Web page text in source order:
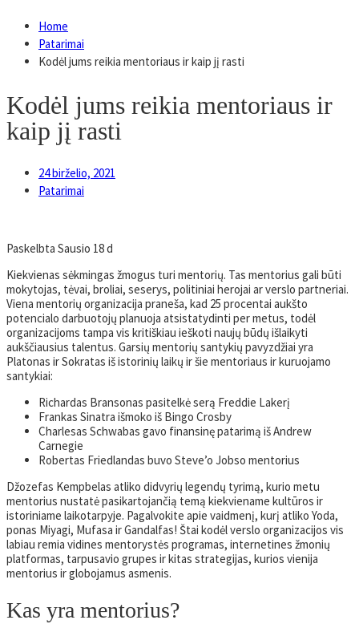
Home
Patarimai
Kodėl jums reikia mentoriaus ir kaip jį rasti
Kodėl jums reikia mentoriaus ir
kaip jį rasti
24 birželio, 2021
Patarimai
Paskelbta Sausio 18 d
Kiekvienas sėkmingas žmogus turi mentorių. Tas mentorius gali būti
mokytojas, tėvai, broliai, seserys, politiniai herojai ar verslo partneriai.
Viena mentorių organizacija praneša, kad 25 procentai aukšto
potencialo darbuotojų planuoja atsistatydinti per metus, todėl
organizacijoms tampa vis kritiškiau ieškoti naujų būdų išlaikyti
aukščiausius talentus. Garsių mentorių santykių pavyzdžiai yra
Platonas ir Sokratas iš istorinių laikų ir šie mentoriaus ir kuruojamo
santykiai:
Richardas Bransonas pasitelkė serą Freddie Lakerį
Frankas Sinatra išmoko iš Bingo Crosby
Charlesas Schwabas gavo finansinę patarimą iš Andrew
Carnegie
Robertas Friedlandas buvo Steve’o Jobso mentorius
Džozefas Kempbelas atliko didvyrių legendų tyrimą, kurio metu
mentorius nustatė pasikartojančią temą kiekviename kultūros ir
istoriniame laikotarpyje. Pagalvokite apie vaidmenį, kurį atliko Yoda,
ponas Miyagi, Mufasa ir Gandalfas! Štai kodėl verslo organizacijos vis
labiau remia vidines mentorystės programas, internetines žmonių
platformas, tarpusavio grupes ir kitas strategijas, kurios vienija
mentorius ir globojamus asmenis.
Kas yra mentorius?